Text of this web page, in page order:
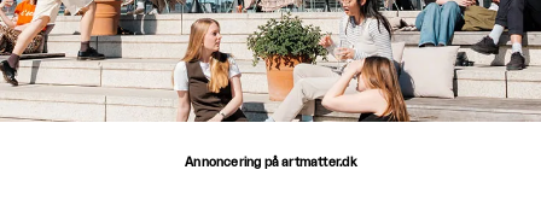
Annoncering på artmatter.dk